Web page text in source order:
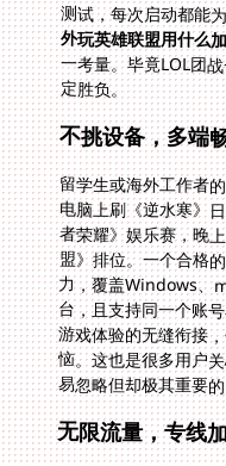
测试，每次启动都能
外玩英雄联盟用什么
定胜负。
不挑设备，多端
留学生或海外工作者
电脑上刷《逆水寒》
者荣耀》娱乐赛，晚
盟》排位。一个合格
力，覆盖Windows
台，且支持同一个账
游戏体验的无缝衔接
恼。这也是很多用户
易忽略但却极其重要
无限流量，专线